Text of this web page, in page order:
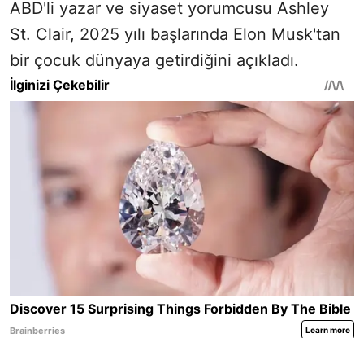
ABD'li yazar ve siyaset yorumcusu Ashley
St. Clair, 2025 yılı başlarında Elon Musk'tan
bir çocuk dünyaya getirdiğini açıkladı.